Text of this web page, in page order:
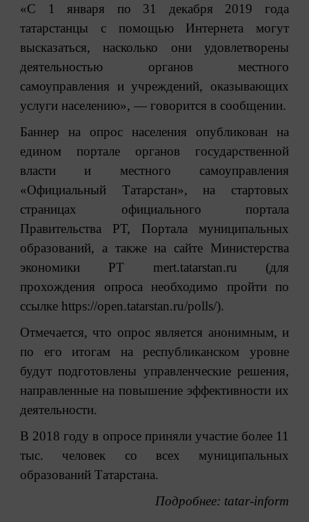
«С 1 января по 31 декабря 2019 года
татарстанцы с помощью Интернета могут
высказаться, насколько они удовлетворены
деятельностью органов местного
самоуправления и учреждений, оказывающих
услуги населению», — говорится в сообщении.
Баннер на опрос населения опубликован на
едином портале органов государственной
власти и местного самоуправления
«Официальный Татарстан», на стартовых
страницах официального портала
Правительства РТ, Портала муниципальных
образований, а также на сайте Министерства
экономики РТ mert.tatarstan.ru (для
прохождения опроса необходимо пройти по
ссылке https://open.tatarstan.ru/polls/).
Отмечается, что опрос является анонимным, и
по его итогам на республиканском уровне
будут подготовлены управленческие решения,
направленные на повышение эффективности их
деятельности.
В 2018 году в опросе приняли участие более 11
тыс. человек со всех муниципальных
образований Татарстана.
Подробнее: tatar-inform